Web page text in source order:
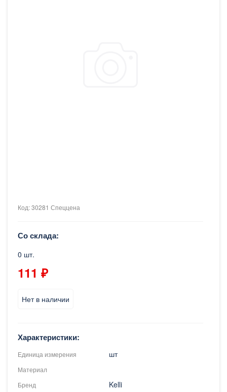
Код: 30281 Спеццена
Со склада:
0 шт.
111 ₽
Нет в наличии
Характеристики:
Единица измерения шт
Материал
Бренд
Kelli